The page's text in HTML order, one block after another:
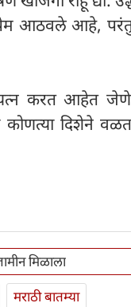
प्रेम आठवले आहे,
करत आहेत
कोणत्या दिशेने
मिळाला
मराठी बातम्या